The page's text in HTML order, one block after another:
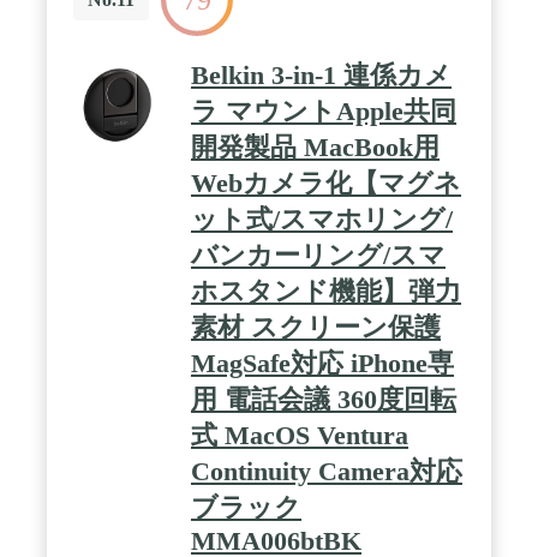
使う場合は、4倍レンズに相当します。 / 「110°広角
レンズ&170°超広角レンズ&195°魚眼レンズ」 広角
レンズは視野の拡大に役立ち、家族全体やチーム全
員を撮影することができます。110°広角レンズは多
元素ガラス設計を採用して、2倍の範囲内の景物を
捕獲し、歪みがない／暗いエッジがないです。170°
超広角レンズは平坦な画像を提供できます。暗いエ
ッジがないです。195°魚眼レンズは真に迫った円形
画像を提供できます。驚嘆させる夢まぼろしの世界
に連れて入ります。旅行の最適な選択です。 / 「使
いやすく、互換性が高い」 スライド調整できるクリ
ップにはソフトな滑り止めパッドがついていて、ス
マホに傷が残らないので、いろいろなタイプの携帯
電話に適しています。例えば、
iPhone/Samsung/iPad/Androidなどのスマートフォ
ン。スマホケースが薄いなら、クリップを直接使っ
てもいいです。 / 「完璧な包装デザイン&100%満足
のお客様保証」 ファスナー袋とシリコンカバーは旅
行に便利です。12ヶ月の保証と友好的な終身顧客サ
ービスを提供します。もし何か質問があれば、弊社
で連絡してください。このレンズセットがあれば、
もっとプロの写真家になります。
Belkin 3-in-1 連係カメ
ラ マウントApple共同
開発製品 MacBook用
Webカメラ化【マグネ
ット式/スマホリング/
バンカーリング/スマ
ホスタンド機能】弾力
素材 スクリーン保護
MagSafe対応 iPhone専
用 電話会議 360度回転
式 MacOS Ventura
Continuity Camera対応
ブラック
MMA006btBK